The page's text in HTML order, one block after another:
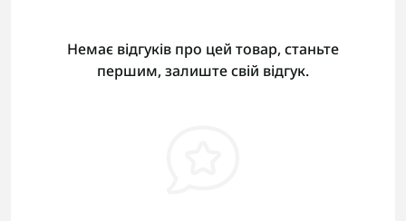
Немає відгуків про цей товар, станьте
першим, залиште свій відгук.